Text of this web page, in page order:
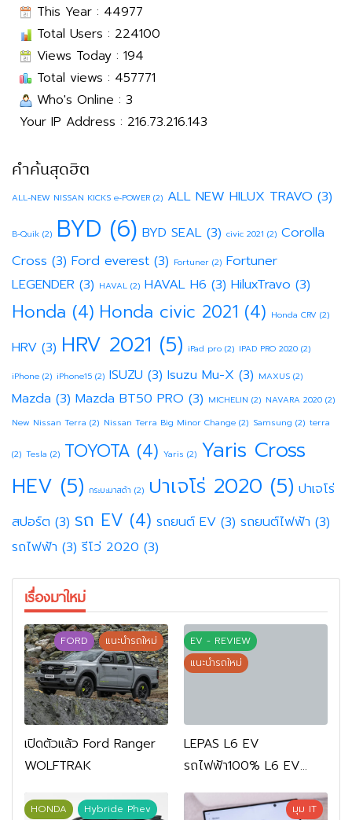
This Year : 44977
Total Users : 224100
Views Today : 194
Total views : 457771
Who's Online : 3
Your IP Address : 216.73.216.143
คำค้นสุดฮิต
ALL-NEW NISSAN KICKS e-POWER (2) ALL NEW HILUX TRAVO (3)
B-Quik (2) BYD (6) BYD SEAL (3) civic 2021 (2) Corolla
Cross (3) Ford everest (3) Fortuner (2) Fortuner
LEGENDER (3) HAVAL (2) HAVAL H6 (3) HiluxTravo (3)
Honda (4) Honda civic 2021 (4) Honda CRV (2)
HRV (3) HRV 2021 (5) iPad pro (2) IPAD PRO 2020 (2)
iPhone (2) iPhone15 (2) ISUZU (3) Isuzu Mu-X (3) MAXUS (2)
Mazda (3) Mazda BT50 PRO (3) MICHELIN (2) NAVARA 2020 (2)
New Nissan Terra (2) Nissan Terra Big Minor Change (2) Samsung (2) terra
(2) Tesla (2) TOYOTA (4) Yaris (2) Yaris Cross
HEV (5) กระบะมาสด้า (2) ปาเจโร่ 2020 (5) ปาเจโร่
สปอร์ต (3) รถ EV (4) รถยนต์ EV (3) รถยนต์ไฟฟ้า (3)
รถไฟฟ้า (3) รีโว่ 2020 (3)
เรื่องมาใหม่
FORD แนะนำรถใหม่
เปิดตัวแล้ว Ford Ranger
WOLFTRAK
EV - REVIEW
แนะนำรถใหม่
LEPAS L6 EV
รถไฟฟ้า100% L6 EV
Comfort FWD 769,900
บาท L6 EV Premium
HONDA
Hybride Phev
มุม IT